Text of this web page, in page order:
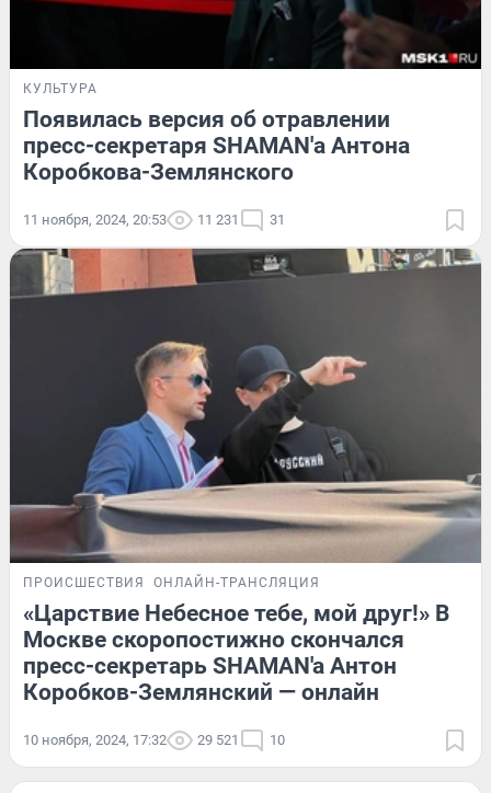
КУЛЬТУРА
Появилась версия об отравлении
пресс-секретаря SHAMAN'а Антона
Коробкова-Землянского
11 ноября, 2024, 20:53 11 231 31
ПРОИСШЕСТВИЯ ОНЛАЙН-ТРАНСЛЯЦИЯ
«Царствие Небесное тебе, мой друг!» В
Москве скоропостижно скончался
пресс-секретарь SHAMAN'a Антон
Коробков-Землянский — онлайн
10 ноября, 2024, 17:32 29 521 10